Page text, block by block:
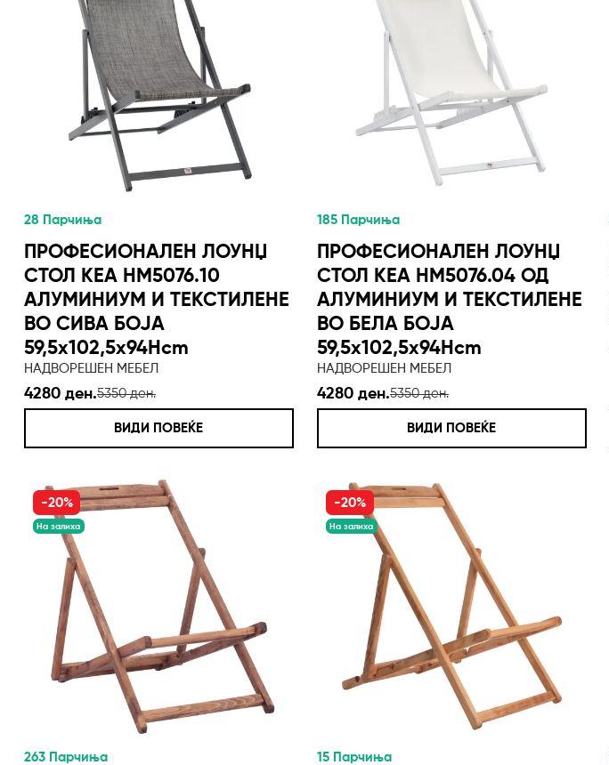
28 Парчиња
ПРОФЕСИОНАЛЕН ЛОУНЏ
СТОЛ KEA HM5076.10
АЛУМИНИУМ И ТЕКСТИЛЕНЕ
ВО СИВА БОЈА
59,5x102,5x94Hcm
НАДВОРЕШЕН МЕБЕЛ
4280 ден.5350 ден.
ВИДИ ПОВЕЌЕ
185 Парчиња
ПРОФЕСИОНАЛЕН ЛОУНЏ
СТОЛ KEA HM5076.04 ОД
АЛУМИНИУМ И ТЕКСТИЛЕНЕ
ВО БЕЛА БОЈА
59,5x102,5x94Hcm
НАДВОРЕШЕН МЕБЕЛ
4280 ден.5350 ден.
ВИДИ ПОВЕЌЕ
-20%
На залиха
263 Парчиња
-20%
На залиха
15 Парчиња